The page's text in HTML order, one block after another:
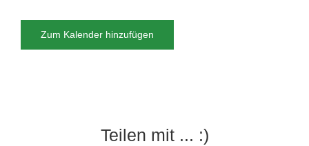
Zum Kalender hinzufügen
Teilen mit ... :)